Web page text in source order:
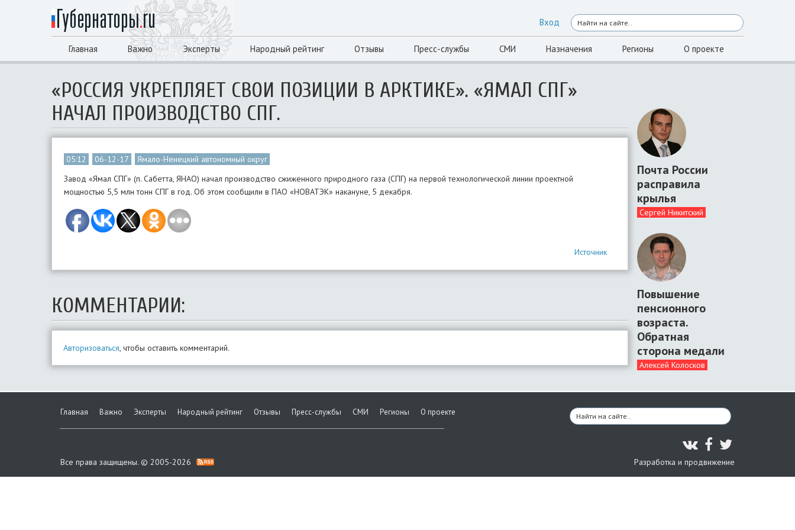
Вход
Главная Важно Эксперты Народный рейтинг Отзывы Пресс-службы СМИ Назначения Регионы О проекте
«РОССИЯ УКРЕПЛЯЕТ СВОИ ПОЗИЦИИ В АРКТИКЕ». «ЯМАЛ СПГ»
НАЧАЛ ПРОИЗВОДСТВО СПГ.
05:12 06-12-17
Ямало-Ненецкий автономный округ
Завод «Ямал СПГ» (п. Сабетта, ЯНАО) начал производство сжиженного природного газа (СПГ) на первой технологической линии проектной
мощностью 5,5 млн тонн СПГ в год. Об этом сообщили в ПАО «НОВАТЭК» накануне, 5 декабря.
Источник
КОММЕНТАРИИ:
Авторизоваться, чтобы оставить комментарий.
Почта России
расправила
крылья
Сергей Никитский
Повышение
пенсионного
возраста.
Обратная
сторона медали
Алексей Колосков
Главная Важно Эксперты Народный рейтинг Отзывы Пресс-службы СМИ Регионы О проекте
Все права защищены. © 2005-2026 Разработка и продвижение